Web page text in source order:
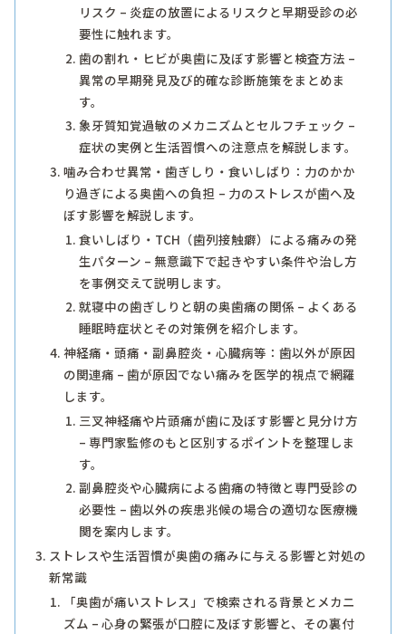
リスク – 炎症の放置によるリスクと早期受診の必
要性に触れます。
歯の割れ・ヒビが奥歯に及ぼす影響と検査方法 –
異常の早期発見及び的確な診断施策をまとめま
す。
象牙質知覚過敏のメカニズムとセルフチェック –
症状の実例と生活習慣への注意点を解説します。
噛み合わせ異常・歯ぎしり・食いしばり：力のかか
り過ぎによる奥歯への負担 – 力のストレスが歯へ及
ぼす影響を解説します。
食いしばり・TCH（歯列接触癖）による痛みの発
生パターン – 無意識下で起きやすい条件や治し方
を事例交えて説明します。
就寝中の歯ぎしりと朝の奥歯痛の関係 – よくある
睡眠時症状とその対策例を紹介します。
神経痛・頭痛・副鼻腔炎・心臓病等：歯以外が原因
の関連痛 – 歯が原因でない痛みを医学的視点で網羅
します。
三叉神経痛や片頭痛が歯に及ぼす影響と見分け方
– 専門家監修のもと区別するポイントを整理しま
す。
副鼻腔炎や心臓病による歯痛の特徴と専門受診の
必要性 – 歯以外の疾患兆候の場合の適切な医療機
関を案内します。
ストレスや生活習慣が奥歯の痛みに与える影響と対処の
新常識
「奥歯が痛いストレス」で検索される背景とメカニ
ズム – 心身の緊張が口腔に及ぼす影響と、その裏付